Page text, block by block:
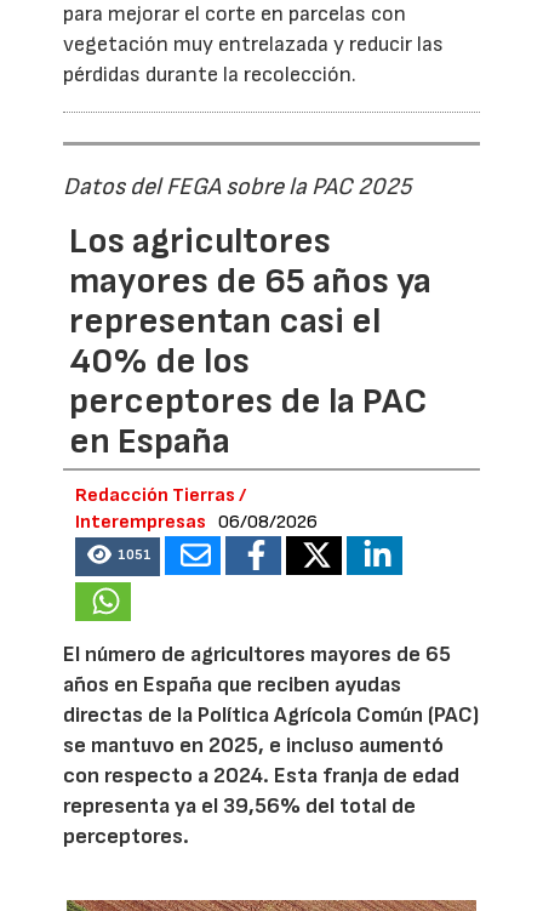
para mejorar el corte en parcelas con
vegetación muy entrelazada y reducir las
pérdidas durante la recolección.
Datos del FEGA sobre la PAC 2025
Los agricultores
mayores de 65 años ya
representan casi el
40% de los
perceptores de la PAC
en España
Redacción Tierras /
Interempresas
06/08/2026
1051
El número de agricultores mayores de 65
años en España que reciben ayudas
directas de la Política Agrícola Común (PAC)
se mantuvo en 2025, e incluso aumentó
con respecto a 2024. Esta franja de edad
representa ya el 39,56% del total de
perceptores.